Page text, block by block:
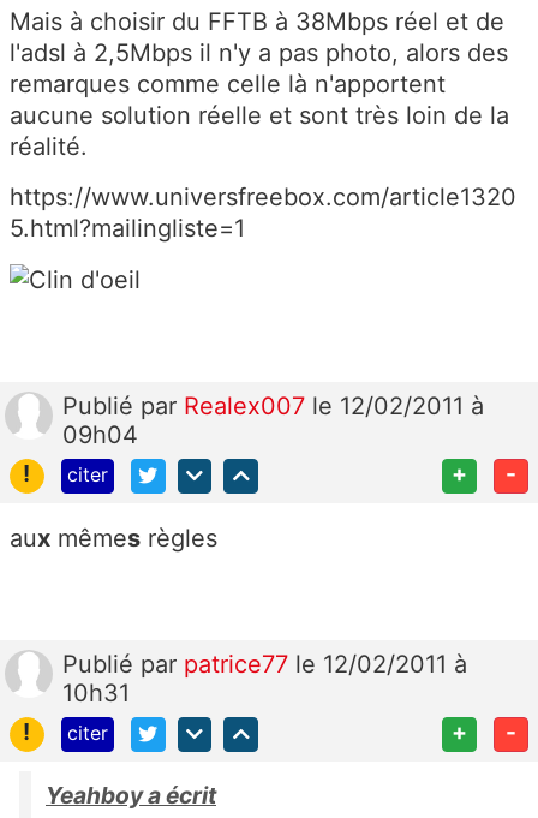
Mais à choisir du FFTB à 38Mbps réel et de
l'adsl à 2,5Mbps il n'y a pas photo, alors des
remarques comme celle là n'apportent
aucune solution réelle et sont très loin de la
réalité.
https://www.universfreebox.com/article1320
5.html?mailingliste=1
Publié par Realex007 le 12/02/2011 à
09h04
!
citer + -
aux mêmes règles
Publié par patrice77 le 12/02/2011 à
10h31
!
citer + -
Yeahboy a écrit